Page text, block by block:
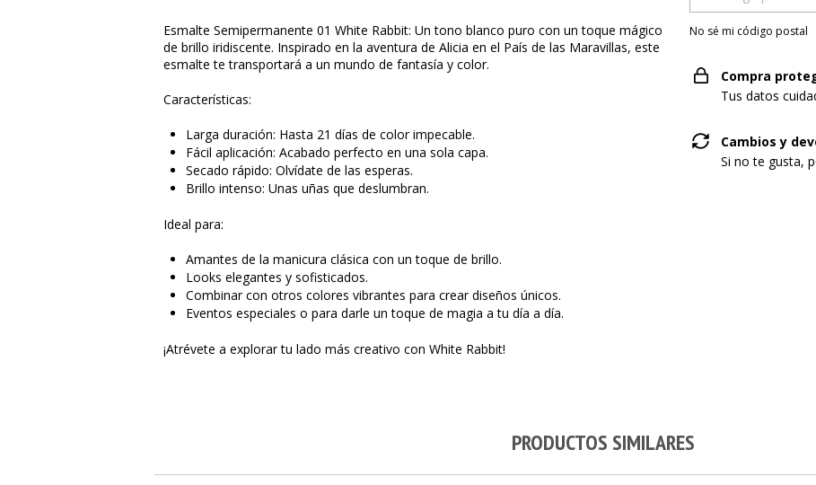
Esmalte Semipermanente 01 White Rabbit: Un tono blanco puro con un toque mágico
de brillo iridiscente. Inspirado en la aventura de Alicia en el País de las Maravillas, este
esmalte te transportará a un mundo de fantasía y color.
Características:
Larga duración: Hasta 21 días de color impecable.
Fácil aplicación: Acabado perfecto en una sola capa.
Secado rápido: Olvídate de las esperas.
Brillo intenso: Unas uñas que deslumbran.
Ideal para:
Amantes de la manicura clásica con un toque de brillo.
Looks elegantes y sofisticados.
Combinar con otros colores vibrantes para crear diseños únicos.
Eventos especiales o para darle un toque de magia a tu día a día.
¡Atrévete a explorar tu lado más creativo con White Rabbit!
No sé mi código postal
Compra
Tus datos
Cambios y
Si no te gusta,
PRODUCTOS SIMILARES